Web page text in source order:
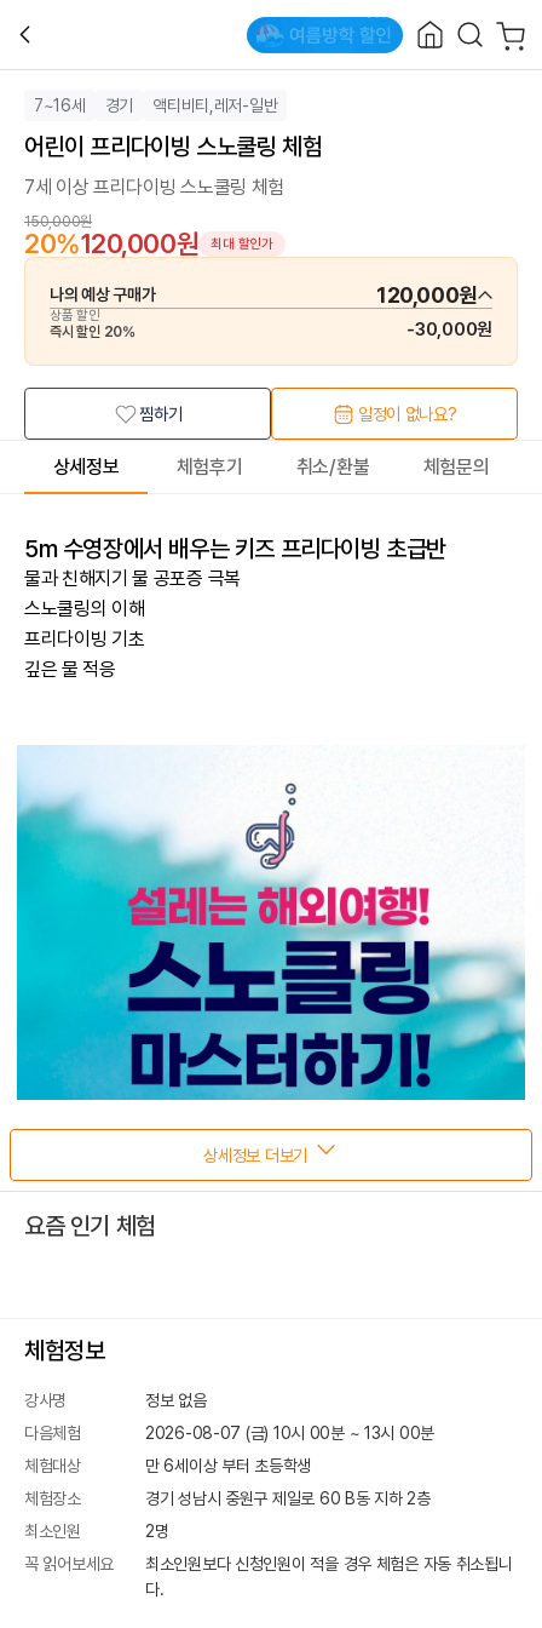
7~16세 경기 액티비티,레저-일반
어린이 프리다이빙 스노쿨링 체험
7세 이상 프리다이빙 스노쿨링 체험
150,000원
20%120,000원 최대 할인가
나의 예상 구매가 120,000원
상품 할인
즉시 할인 20% -30,000원
찜하기 일정이 없나요?
상세정보 체험후기 취소/환불 체험문의
5m 수영장에서 배우는 키즈 프리다이빙 초급반
물과 친해지기 물 공포증 극복
스노쿨링의 이해
프리다이빙 기초
깊은 물 적응
상세정보 더보기
요즘 인기 체험
체험정보
강사명
정보 없음
다음체험
2026-08-07 (금) 10시 00분~ 13시 00분
체험대상
만 6세이상 부터 초등학생
체험장소
경기 성남시 중원구 제일로 60 B동 지하 2층
최소인원
2명
꼭 읽어보세요
최소인원보다 신청인원이 적을 경우 체험은 자동 취소됩니
다.